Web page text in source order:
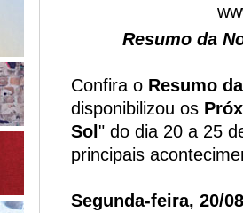
Resumo da
Confira o Resumo
disponibilizou os
Sol" do dia 20 a 25
principais
Segunda-feira, 20/